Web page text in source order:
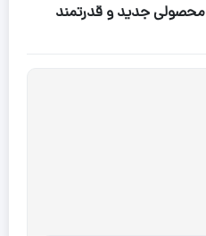
| محصولی جدید و قدرتمند